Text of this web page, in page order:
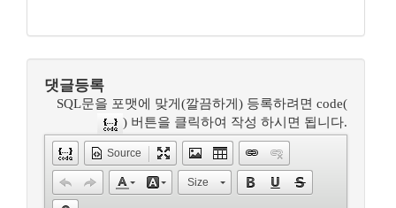
댓글등록
SQL문을 포맷에 맞게(깔끔하게) 등록하려면 code(
) 버튼을 클릭하여 작성 하시면 됩니다.
Source
Size